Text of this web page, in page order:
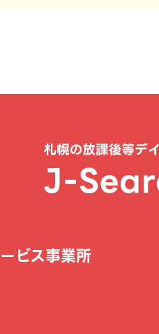
ビス事業所